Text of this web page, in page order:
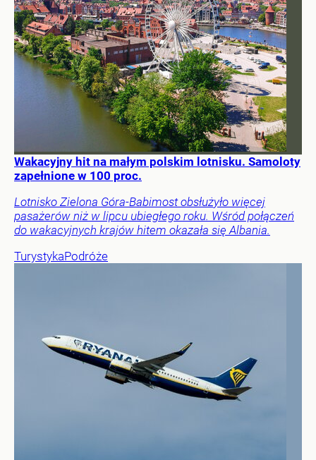
Wakacyjny hit na małym polskim lotnisku. Samoloty
zapełnione w 100 proc.
Lotnisko Zielona Góra-Babimost obsłużyło więcej
pasażerów niż w lipcu ubiegłego roku. Wśród połączeń
do wakacyjnych krajów hitem okazała się Albania.
TurystykaPodróże